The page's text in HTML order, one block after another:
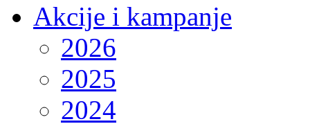
Akcije i kampanje
2026
2025
2024